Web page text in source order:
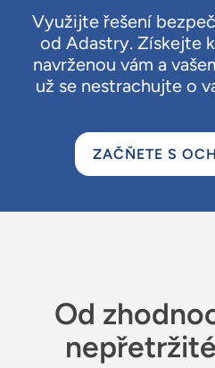
Využijte řešení
od Adastry. Získejte
navrženou vám a
už se nestrachujte o
ZAČŇETE S
Od